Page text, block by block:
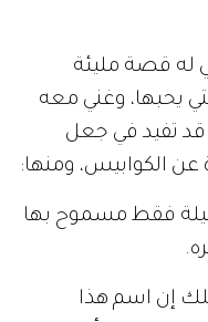
له قصة مليئة
يحبها، وغني معه
قد تفيد في جعل
عن الكوابيس، ومنها:
فقط مسموح بها
إن اسم هذا